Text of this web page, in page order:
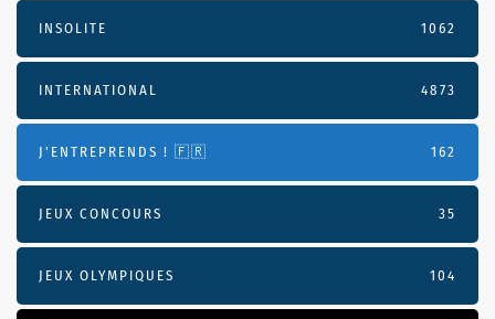
INSOLITE 1062
INTERNATIONAL 4873
J'ENTREPRENDS ! 🇫🇷 162
JEUX CONCOURS 35
JEUX OLYMPIQUES 104